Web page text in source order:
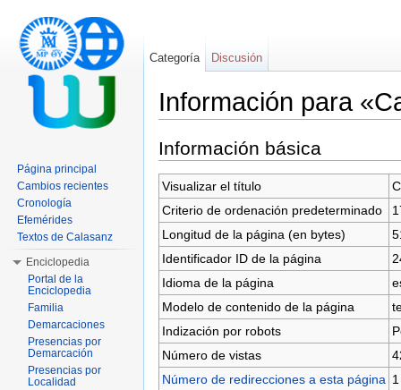
Información para
Información básica
Visualizar el título
Criterio de ordenación predeterminado
Longitud de la página (en bytes)
Identificador ID de la página
Idioma de la página
Modelo de contenido de la página
Indización por robots
Número de vistas
Número de redirecciones a esta página 1
Categoría Discusión
Página principal
Cambios recientes
Cronología
Efemérides
Textos de Calasanz
Enciclopedia
Portal de la
Enciclopedia
Familia
Demarcaciones
Presencias por
Demarcación
Presencias por
Localidad